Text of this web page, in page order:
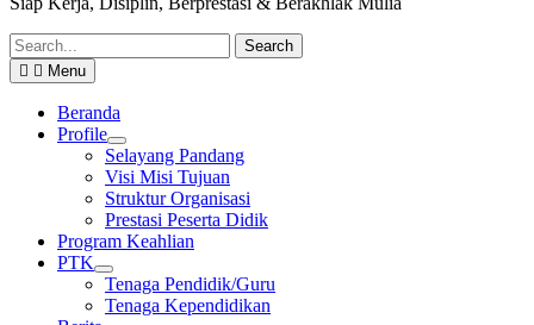
Search
for:
Menu
Beranda
Profile
Selayang Pandang
Visi Misi Tujuan
Struktur Organisasi
Prestasi Peserta Didik
Program Keahlian
PTK
Tenaga Pendidik/Guru
Tenaga Kependidikan